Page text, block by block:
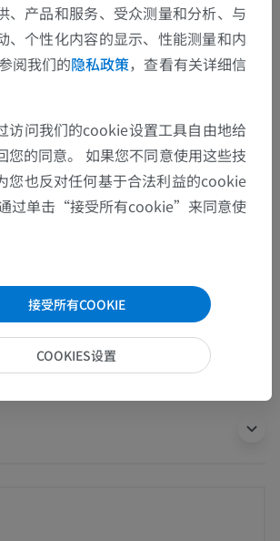
左室缘
剖学
、产品和服务、受众测量和分析、与
、个性化内容的显示、性能测量和内
阅我们的隐私政策，查看有关详细信
访问我们的cookie设置工具自由地给
您的同意。 如果您不同意使用这些技
您也反对任何基于合法利益的cookie
过单击“接受所有cookie”来同意使
接受所有COOKIE
COOKIES设置